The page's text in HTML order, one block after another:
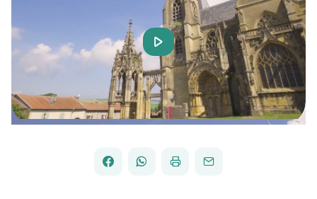
Play
Video
PARTAGER
FACEBOOK
PARTAGER
WHATSAPP
IMPRIMERENVOYER
PAR
EMAIL